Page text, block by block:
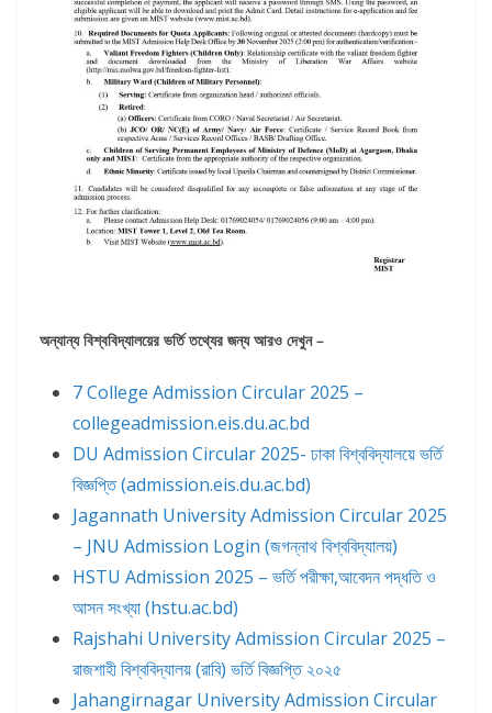
অন্যান্য বিশ্ববিদ্যালয়ের ভর্তি তথ্যের জন্য আরও দেখুন –
7 College Admission Circular 2025 –
collegeadmission.eis.du.ac.bd
DU Admission Circular 2025- ঢাকা বিশ্ববিদ্যালয়ে ভর্তি
বিজ্ঞপ্তি (admission.eis.du.ac.bd)
Jagannath University Admission Circular 2025
– JNU Admission Login (জগন্নাথ বিশ্ববিদ্যালয়)
HSTU Admission 2025 – ভর্তি পরীক্ষা,আবেদন পদ্ধতি ও
আসন সংখ্যা (hstu.ac.bd)
Rajshahi University Admission Circular 2025 –
রাজশাহী বিশ্ববিদ্যালয় (রাবি) ভর্তি বিজ্ঞপ্তি ২০২৫
Jahangirnagar University Admission Circular